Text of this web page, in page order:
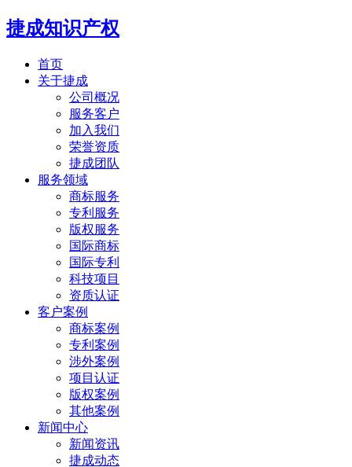
捷成知识产权
首页
关于捷成
公司概况
服务客户
加入我们
荣誉资质
捷成团队
服务领域
商标服务
专利服务
版权服务
国际商标
国际专利
科技项目
资质认证
客户案例
商标案例
专利案例
涉外案例
项目认证
版权案例
其他案例
新闻中心
新闻资讯
捷成动态